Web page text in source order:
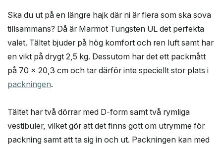
Ska du ut på en längre hajk där ni är flera som ska sova
tillsammans? Då är Marmot Tungsten UL det perfekta
valet. Tältet bjuder på hög komfort och ren luft samt har
en vikt på drygt 2,5 kg. Dessutom har det ett packmått
på 70 x 20,3 cm och tar därför inte speciellt stor plats i
packningen.
Tältet har två dörrar med D-form samt två rymliga
vestibuler, vilket gör att det finns gott om utrymme för
packning samt att ta sig in och ut. Packningen kan med